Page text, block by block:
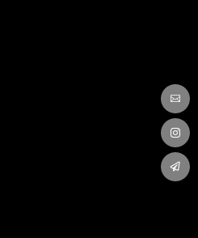


